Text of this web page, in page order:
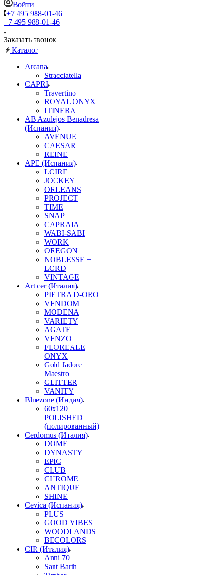
Войти
+7 495 988-01-46
+7 495 988-01-46
Заказать звонок
Каталог
Arcana
Stracciatella
CAPRI
Travertino
ROYAL ONYX
ITINERA
AB Azulejos Benadresa
(Испания)
AVENUE
CAESAR
REINE
APE (Испания)
LOIRE
JOCKEY
ORLEANS
PROJECT
TIME
SNAP
CAPRAIA
WABI-SABI
WORK
OREGON
NOBLESSE +
LORD
VINTAGE
Articer (Италия)
PIETRA D-ORO
VENDOM
MODENA
VARIETY
AGATE
VENZO
FLOREALE
ONYX
Gold Jadore
Maestro
GLITTER
VANITY
Bluezone (Индия)
60х120
POLISHED
(полированный)
Cerdomus (Италия)
DOME
DYNASTY
EPIC
CLUB
CHROME
ANTIQUE
SHINE
Cevica (Испания)
PLUS
GOOD VIBES
WOODLANDS
BECOLORS
CIR (Италия)
Anni 70
Sant Barth